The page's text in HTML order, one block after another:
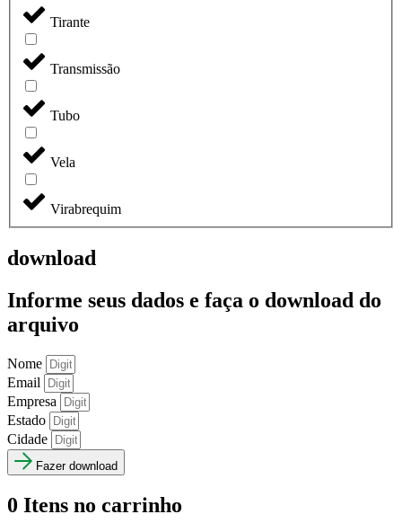
Tirante
Transmissão
Tubo
Vela
Virabrequim
download
Informe seus dados e faça o download do
arquivo
Nome
Email
Empresa
Estado
Cidade
Fazer download
0 Itens no carrinho